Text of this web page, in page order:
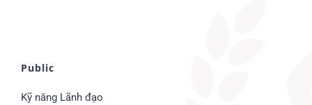
Public
Kỹ năng Lãnh đạo